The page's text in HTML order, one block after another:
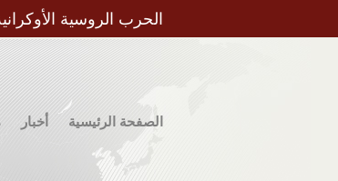
الحرب الروسية
الصفحة الرئيسية أخبار